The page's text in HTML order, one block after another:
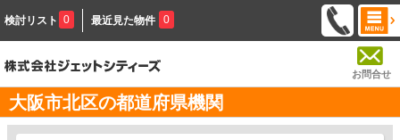
検討リスト 0 最近見た物件 0
お問合せ
大阪市北区の都道府県機関